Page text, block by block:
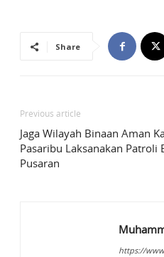
Share
Previous article
Jaga Wilayah Binaan Aman
Pasaribu Laksanakan Patroli
Pusaran
https://